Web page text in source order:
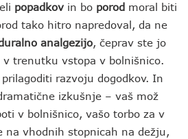
popadkov in bo porod moral biti
tako hitro napredoval, da ne
analgezijo, čeprav ste jo
trenutku vstopa v bolnišnico.
razvoju dogodkov. In
izkušnje – vaš mož
v bolnišnico, vašo torbo za v
na vhodnih stopnicah na dežju,